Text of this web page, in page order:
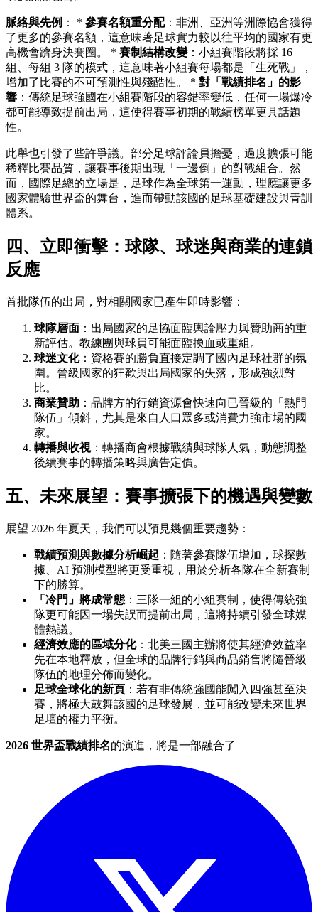
脈絡與先例 ： * 參賽名額重分配：非洲、亞洲等洲際協會獲得
了更多的參賽名額，這意味著足球實力較以往平均的國家有更
高機會躋身決賽圈。 * 賽制結構改變：小組賽階段將採 16
組、每組 3 隊的模式，這意味著小組賽每場都是「生死戰」，
增加了比賽的不可預測性與殘酷性。 * 對「戰績排名」的影
響 ：傳統足球強國在小組賽階段的容錯率變低，任何一場爆冷
都可能導致提前出局，這使得賽事初期的戰績榜單更具話題
性。
此舉也引發了些許爭議。部分足球評論員擔憂，過度擴張可能
稀釋比賽品質，讓賽事後期出現「一邊倒」的對戰組合。然
而，國際足總的立場是，足球作為全球第一運動，理應讓更多
國家體驗世界盃的舞台，進而帶動該國的足球基礎建設與青訓
體系。
四、立即衝擊：球隊、球迷與商業的連鎖
反應
首批隊伍的出局，對相關國家已產生即時影響：
球隊層面 ：出局國家的足協面臨輿論壓力與贊助商的重
新評估。教練團與球員可能面臨換血或重組。
球迷文化：資格賽的勝負直接定調了國內足球社群的氛
圍。晉級國家的狂歡與出局國家的失落，形成強烈對
比。
商業贊助 ：品牌方的行銷資源會快速向已晉級的「熱門
隊伍」傾斜，尤其是來自人口眾多或消費力強市場的國
家。
轉播與收視：轉播商會根據戰績與球隊人氣，動態調整
後續賽事的轉播策略與廣告定價。
五、未來展望：賽事擴張下的機遇與變數
展望 2026 年夏天，我們可以預見幾個重要趨勢：
戰績預測與數據分析崛起 ：隨著參賽隊伍增加，球探數
據、AI 預測模型將更受重視，用於分析各隊在全新賽制
下的勝算。
「冷門」將成常態 ：三隊一組的小組賽制，使得傳統強
隊更可能因一場失誤而提前出局，這將持續引發全球媒
體熱議。
經濟效應的區域分化：北美三國主辦將使其經濟效益率
先在本地釋放，但全球的品牌行銷與商品銷售將隨晉級
隊伍的地理分佈而變化。
足球全球化的新頁 ：若有非傳統強國能闖入四強甚至決
賽，將極大鼓舞該國的足球發展，並可能改變未來世界
足壇的權力平衡。
2026 世界盃戰績排名的演進，將是一部融合了